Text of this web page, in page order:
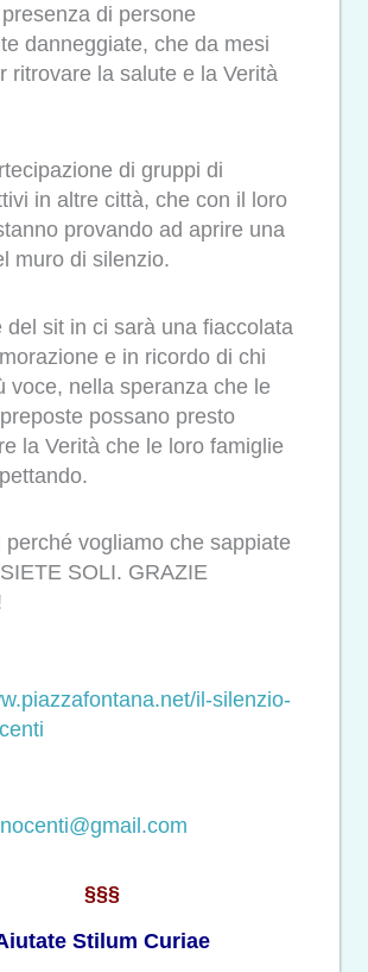
di persone
danneggiate, che da mesi
ritrovare la salute e la Verità
di gruppi di
in altre città, che con il loro
provando ad aprire una
muro di silenzio.
del sit in ci sarà una fiaccolata
e in ricordo di chi
voce, nella speranza che le
possano presto
la Verità che le loro famiglie
perché vogliamo che sappiate
SOLI. GRAZIE
il-silenzio-
§§§
Stilum Curiae